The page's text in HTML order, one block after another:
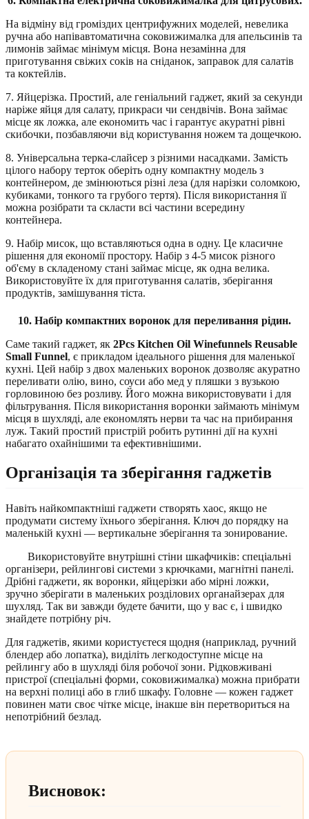
На відміну від громіздих центрифужних моделей, невелика
ручна або напівавтоматична соковижималка для апельсинів та
лимонів займає мінімум місця. Вона незамінна для
приготування свіжих соків на сніданок, заправок для салатів
та коктейлів.
7. Яйцерізка. Простий, але геніальний гаджет, який за секунди
наріже яйця для салату, прикраси чи сендвічів. Вона займає
місце як ложка, але економить час і гарантує акуратні рівні
скибочки, позбавляючи від користування ножем та дощечкою.
8. Універсальна терка-слайсер з різними насадками. Замість
цілого набору терток оберіть одну компактну модель з
контейнером, де змінюються різні леза (для нарізки соломкою,
кубиками, тонкого та грубого тертя). Після використання її
можна розібрати та скласти всі частини всередину
контейнера.
9. Набір мисок, що вставляються одна в одну. Це класичне
рішення для економії простору. Набір з 4-5 мисок різного
об'єму в складеному стані займає місце, як одна велика.
Використовуйте їх для приготування салатів, зберігання
продуктів, замішування тіста.
10. Набір компактних воронок для переливання рідин.
Саме такий гаджет, як 2Pcs Kitchen Oil Winefunnels Reusable
Small Funnel, є прикладом ідеального рішення для маленької
кухні. Цей набір з двох маленьких воронок дозволяє акуратно
переливати олію, вино, соуси або мед у пляшки з вузькою
горловиною без розливу. Його можна використовувати і для
фільтрування. Після використання воронки займають мінімум
місця в шухляді, але економлять нерви та час на прибирання
луж. Такий простий пристрій робить рутинні дії на кухні
набагато охайнішими та ефективнішими.
Організація та зберігання гаджетів
Навіть найкомпактніші гаджети створять хаос, якщо не
продумати систему їхнього зберігання. Ключ до порядку на
маленькій кухні — вертикальне зберігання та зонирование.
Використовуйте внутрішні стіни шкафчиків: спеціальні
організери, рейлингові системи з крючками, магнітні панелі.
Дрібні гаджети, як воронки, яйцерізки або мірні ложки,
зручно зберігати в маленьких розділових органайзерах для
шухляд. Так ви завжди будете бачити, що у вас є, і швидко
знайдете потрібну річ.
Для гаджетів, якими користуєтеся щодня (наприклад, ручний
блендер або лопатка), виділіть легкодоступне місце на
рейлингу або в шухляді біля робочої зони. Рідковживані
пристрої (спеціальні форми, соковижималка) можна прибрати
на верхні полиці або в глиб шкафу. Головне — кожен гаджет
повинен мати своє чітке місце, інакше він перетвориться на
непотрібний безлад.
Висновок: